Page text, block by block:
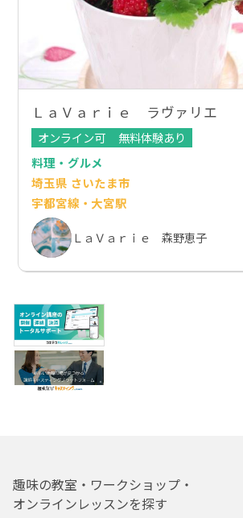
ＬａＶａｒｉｅ ラヴァリエ
オンライン可
無料体験あり
料理・グルメ
埼玉県 さいたま市
宇都宮線・大宮駅
ＬａＶａｒｉｅ 森野恵子
趣味の教室・ワークショップ・
オンラインレッスンを探す